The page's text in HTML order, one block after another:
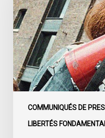
COMMUNIQUÉS DE
LIBERTÉS
à
la
déclaration
de
la
société
civile
l’adoption